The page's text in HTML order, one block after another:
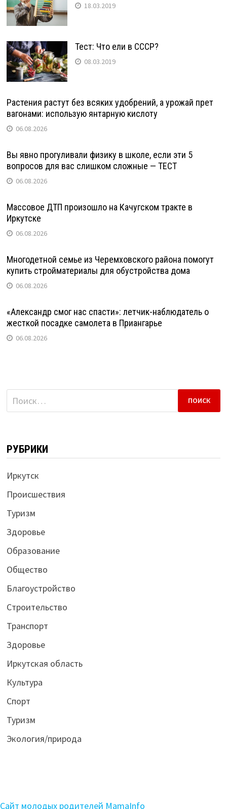
18.03.2019
Тест: Что ели в СССР?
08.03.2019
Растения растут без всяких удобрений, а урожай прет
вагонами: использую янтарную кислоту
06.08.2026
Вы явно прогуливали физику в школе, если эти 5
вопросов для вас слишком сложные — ТЕСТ
06.08.2026
Массовое ДТП произошло на Качугском тракте в
Иркутске
06.08.2026
Многодетной семье из Черемховского района помогут
купить стройматериалы для обустройства дома
06.08.2026
«Александр смог нас спасти»: летчик-наблюдатель о
жесткой посадке самолета в Приангарье
06.08.2026
Найти:
РУБРИКИ
Иркутск
Происшествия
Туризм
Здоровье
Образование
Общество
Благоустройство
Строительство
Транспорт
Здоровье
Иркутская область
Культура
Спорт
Туризм
Экология/природа
Сайт молодых родителей MamaInfo